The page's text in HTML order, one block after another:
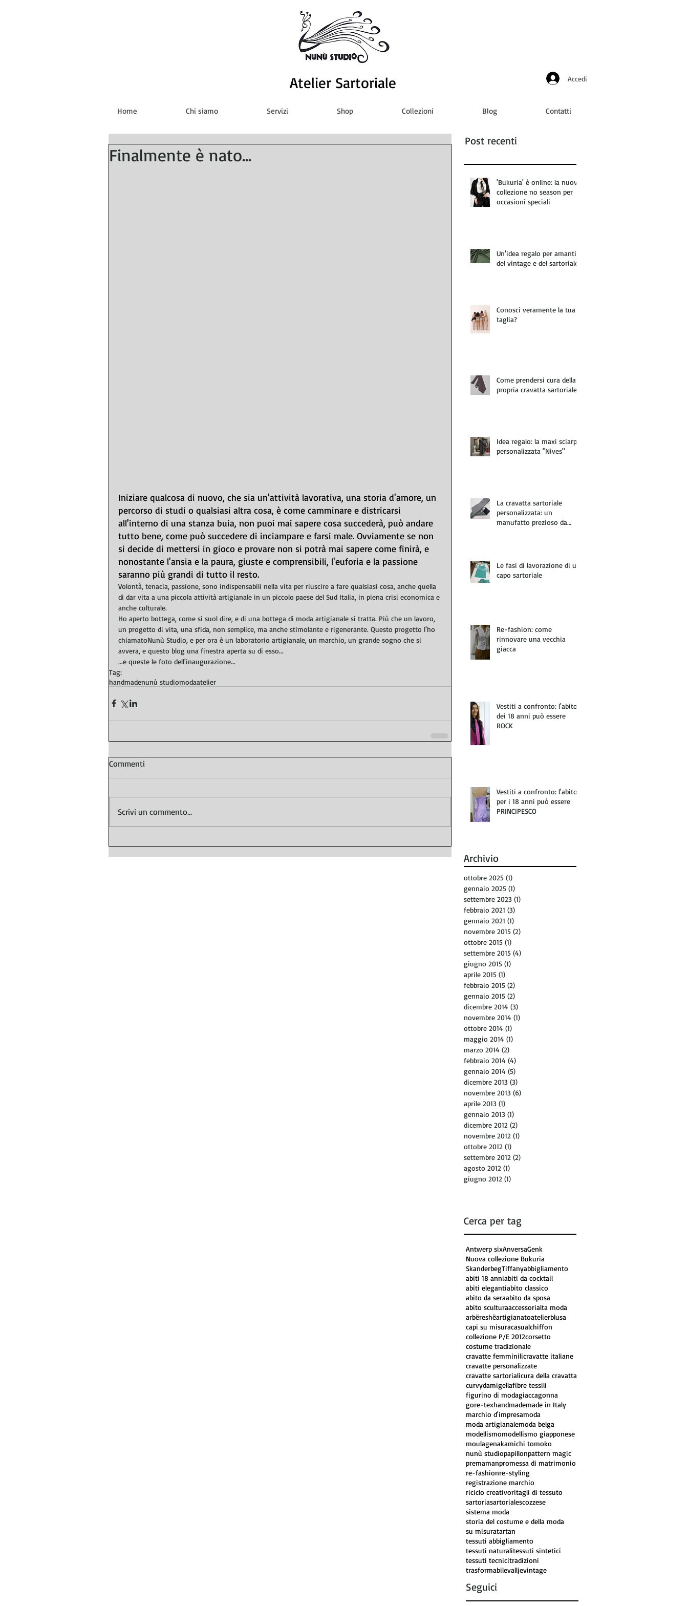
Atelier Sartoriale Accedi
Home Chi siamo Servizi Shop Collezioni Blog Contatti
Finalmente è nato...
Iniziare qualcosa di nuovo, che sia un'attività lavorativa, una storia d'amore, un
percorso di studi o qualsiasi altra cosa, è come camminare e districarsi
all'interno di una stanza buia, non puoi mai sapere cosa succederà, può andare
tutto bene, come può succedere di inciampare e farsi male. Ovviamente se non
si decide di mettersi in gioco e provare non si potrà mai sapere come finirà, e
nonostante l'ansia e la paura, giuste e comprensibili, l'euforia e la passione
saranno più grandi di tutto il resto.
Volontà, tenacia, passione, sono indispensabili nella vita per riuscire a fare qualsiasi cosa, anche quella
di dar vita a una piccola attività artigianale in un piccolo paese del Sud Italia, in piena crisi economica e
anche culturale.
Ho aperto bottega, come si suol dire, e di una bottega di moda artigianale si tratta. Più che un lavoro,
un progetto di vita, una sfida, non semplice, ma anche stimolante e rigenerante. Questo progetto l'ho
chiamatoNunù Studio, e per ora è un laboratorio artigianale, un marchio, un grande sogno che si
avvera, e questo blog una finestra aperta su di esso...
...e queste le foto dell'inaugurazione...
Tag:
handmadenunù studiomodaatelier
Commenti
Scrivi un commento...
Post recenti
'Bukuria' è online: la nuova
collezione no season per
occasioni speciali
Un'idea regalo per amanti
del vintage e del sartoriale
Conosci veramente la tua
taglia?
Come prendersi cura della
propria cravatta sartoriale
Idea regalo: la maxi sciarpa
personalizzata "Nives"
La cravatta sartoriale
personalizzata: un
manufatto prezioso da
Le fasi di lavorazione di un
capo sartoriale
Re-fashion: come
rinnovare una vecchia
giacca
Vestiti a confronto: l'abito
dei 18 anni può essere
ROCK
Vestiti a confronto: l'abito
per i 18 anni può essere
PRINCIPESCO
Archivio
ottobre 2025 (1)
gennaio 2025 (1)
settembre 2023 (1)
febbraio 2021 (3)
gennaio 2021 (1)
novembre 2015 (2)
ottobre 2015 (1)
settembre 2015 (4)
giugno 2015 (1)
aprile 2015 (1)
febbraio 2015 (2)
gennaio 2015 (2)
dicembre 2014 (3)
novembre 2014 (1)
ottobre 2014 (1)
maggio 2014 (1)
marzo 2014 (2)
febbraio 2014 (4)
gennaio 2014 (5)
dicembre 2013 (3)
novembre 2013 (6)
aprile 2013 (1)
gennaio 2013 (1)
dicembre 2012 (2)
novembre 2012 (1)
ottobre 2012 (1)
settembre 2012 (2)
agosto 2012 (1)
giugno 2012 (1)
Cerca per tag
Antwerp sixAnversaGenk
Nuova collezione Bukuria
SkanderbegTiffanyabbigliamento
abiti 18 anniabiti da cocktail
abiti elegantiabito classico
abito da seraabito da sposa
abito sculturaaccessorialta moda
arbëreshëartigianatoatelierblusa
capi su misuracasualchiffon
collezione P/E 2012corsetto
costume tradizionale
cravatte femminilicravatte italiane
cravatte personalizzate
cravatte sartorialicura della cravatta
curvydamigellafibre tessili
figurino di modagiaccagonna
gore-texhandmademade in Italy
marchio d'impresamoda
moda artigianalemoda belga
modellismomodellismo giapponese
moulagenakamichi tomoko
nunù studiopapillonpattern magic
premamanpromessa di matrimonio
re-fashionre-styling
registrazione marchio
riciclo creativoritagli di tessuto
sartoriasartorialescozzese
sistema moda
storia del costume e della moda
su misuratartan
tessuti abbigliamento
tessuti naturalitessuti sintetici
tessuti tecnicitradizioni
trasformabilevalljevintage
Seguici